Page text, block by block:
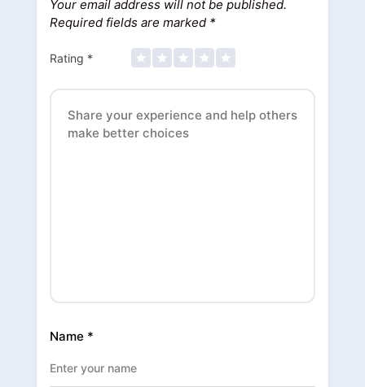
Your email address will not be published.
Required fields are marked *
Rating *
Name *